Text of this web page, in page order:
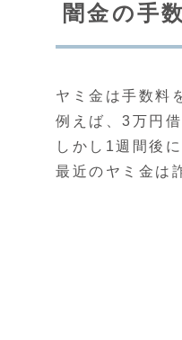
闇金の手
ヤミ金は手数料
例えば、3万円
しかし1週間後
最近のヤミ金は